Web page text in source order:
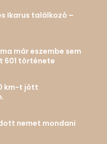
Ikarus találkozó –
már eszembe sem
601 története
km-t jött
nemet mondani